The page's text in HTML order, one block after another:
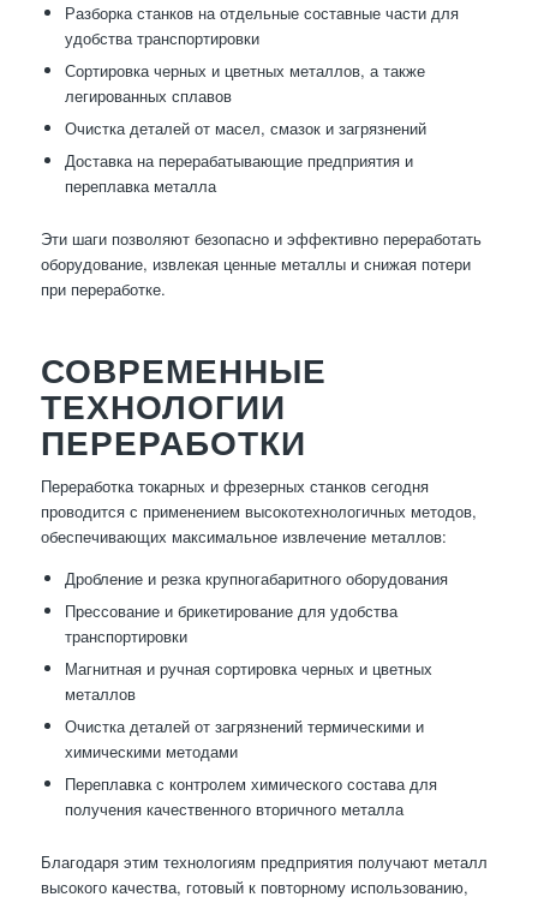
Разборка станков на отдельные составные части для
удобства транспортировки
Сортировка черных и цветных металлов, а также
легированных сплавов
Очистка деталей от масел, смазок и загрязнений
Доставка на перерабатывающие предприятия и
переплавка металла
Эти шаги позволяют безопасно и эффективно переработать
оборудование, извлекая ценные металлы и снижая потери
при переработке.
СОВРЕМЕННЫЕ
ТЕХНОЛОГИИ
ПЕРЕРАБОТКИ
Переработка токарных и фрезерных станков сегодня
проводится с применением высокотехнологичных методов,
обеспечивающих максимальное извлечение металлов:
Дробление и резка крупногабаритного оборудования
Прессование и брикетирование для удобства
транспортировки
Магнитная и ручная сортировка черных и цветных
металлов
Очистка деталей от загрязнений термическими и
химическими методами
Переплавка с контролем химического состава для
получения качественного вторичного металла
Благодаря этим технологиям предприятия получают металл
высокого качества, готовый к повторному использованию,